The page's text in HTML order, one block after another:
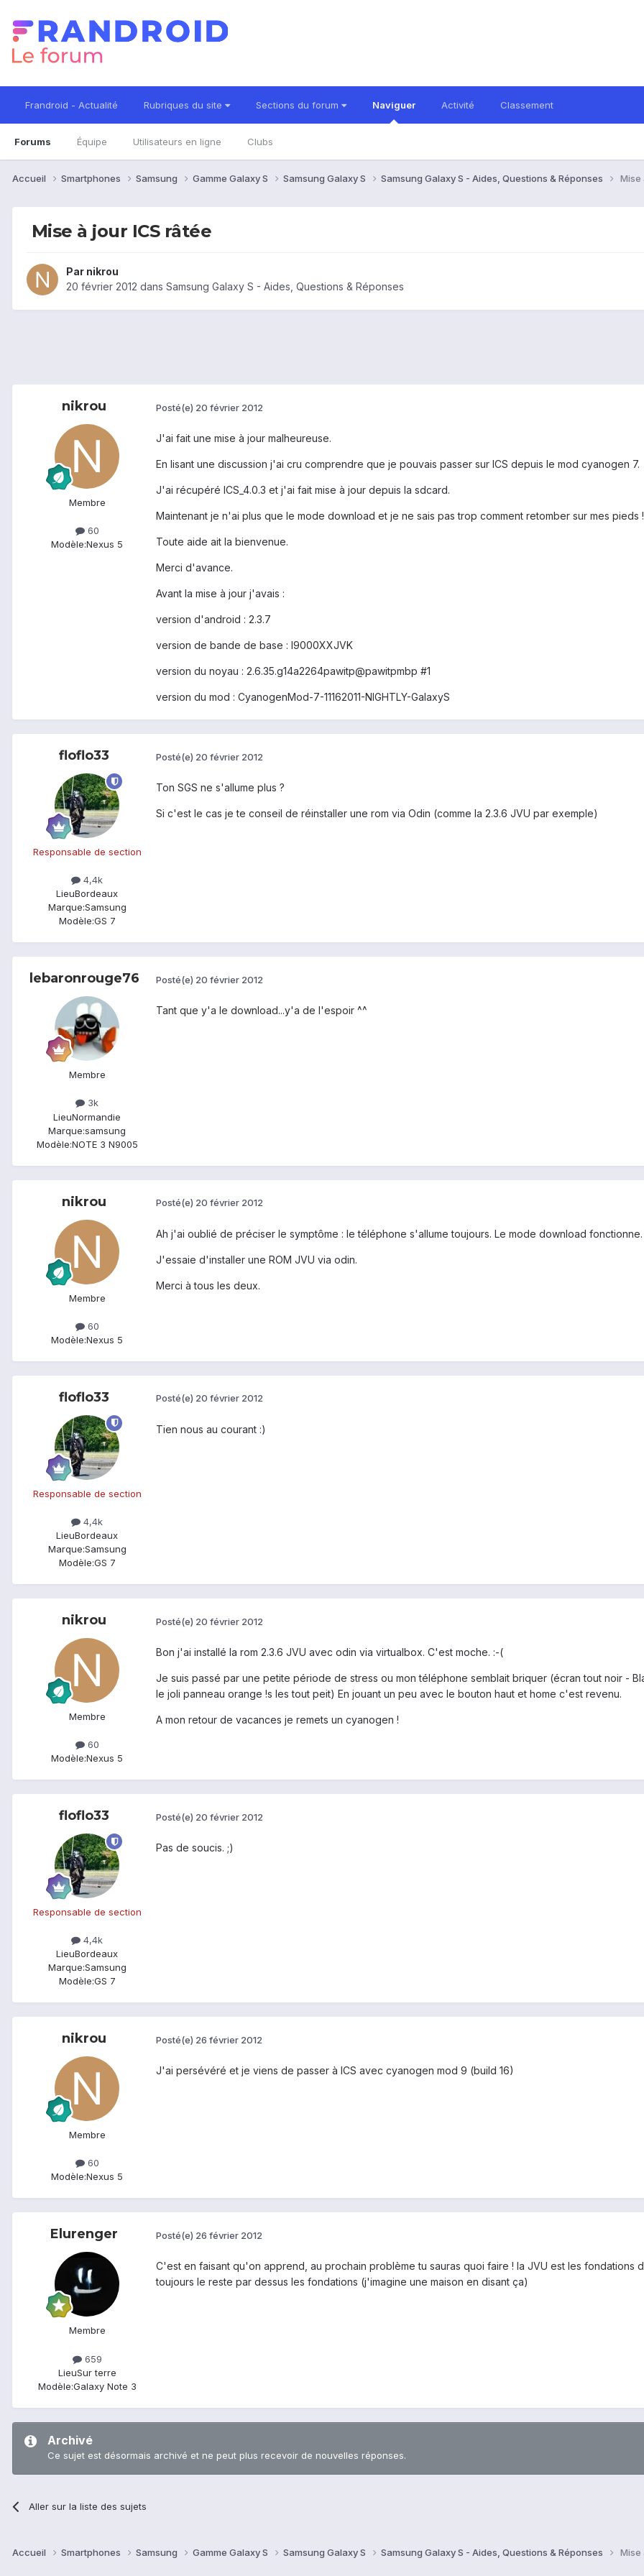
Frandroid - Actualité Rubriques du site Sections du forum Naviguer
Forums Équipe Utilisateurs en ligne Clubs
Activité Classement
Accueil Smartphones Samsung Gamme Galaxy S Samsung Galaxy S Samsung Galaxy S - Aides, Questions & Réponses Mise
Mise à jour ICS râtée
Par nikrou
20 février 2012 dans Samsung Galaxy S - Aides, Questions & Réponses
nikrou
Membre
60
Modèle:Nexus 5
Posté(e) 20 février 2012
J'ai fait une mise à jour malheureuse.
En lisant une discussion j'ai cru comprendre que je pouvais passer sur ICS depuis le mod cyanogen 7.
J'ai récupéré ICS_4.0.3 et j'ai fait mise à jour depuis la sdcard.
Maintenant je n'ai plus que le mode download et je ne sais pas trop comment retomber sur mes pieds !
Toute aide ait la bienvenue.
Merci d'avance.
Avant la mise à jour j'avais :
version d'android : 2.3.7
version de bande de base : I9000XXJVK
version du noyau : 2.6.35.g14a2264pawitp@pawitpmbp #1
version du mod : CyanogenMod-7-11162011-NIGHTLY-GalaxyS
floflo33
Responsable de section
4,4k
LieuBordeaux
Marque:Samsung
Modèle:GS 7
Posté(e) 20 février 2012
Ton SGS ne s'allume plus ?
Si c'est le cas je te conseil de réinstaller une rom via Odin (comme la 2.3.6 JVU par exemple)
lebaronrouge76
Membre
3k
LieuNormandie
Marque:samsung
Modèle:NOTE 3 N9005
Posté(e) 20 février 2012
Tant que y'a le download...y'a de l'espoir ^^
nikrou
Membre
60
Modèle:Nexus 5
Posté(e) 20 février 2012
Ah j'ai oublié de préciser le symptôme : le téléphone s'allume toujours. Le mode download
J'essaie d'installer une ROM JVU via odin.
Merci à tous les deux.
floflo33
Responsable de section
4,4k
LieuBordeaux
Marque:Samsung
Modèle:GS 7
Posté(e) 20 février 2012
Tien nous au courant :)
nikrou
Membre
60
Modèle:Nexus 5
Posté(e) 20 février 2012
Bon j'ai installé la rom 2.3.6 JVU avec odin via virtualbox. C'est moche. :-(
Je suis passé par une petite période de stress ou mon téléphone semblait briquer (écran tout noir -
le joli panneau orange !s les tout peit) En jouant un peu avec le bouton haut et home c'est revenu.
A mon retour de vacances je remets un cyanogen !
floflo33
Responsable de section
4,4k
LieuBordeaux
Marque:Samsung
Modèle:GS 7
Posté(e) 20 février 2012
Pas de soucis. ;)
nikrou
Membre
60
Modèle:Nexus 5
Posté(e) 26 février 2012
J'ai persévéré et je viens de passer à ICS avec cyanogen mod 9 (build 16)
Elurenger
Membre
659
LieuSur terre
Modèle:Galaxy Note 3
Posté(e) 26 février 2012
C'est en faisant qu'on apprend, au prochain problème tu sauras quoi faire ! la JVU est les fondations
toujours le reste par dessus les fondations (j'imagine une maison en disant ça)
Archivé
Ce sujet est désormais archivé et ne peut plus recevoir de nouvelles réponses.
Aller sur la liste des sujets
Accueil Smartphones Samsung Gamme Galaxy S Samsung Galaxy S Samsung Galaxy S - Aides, Questions & Réponses Mise